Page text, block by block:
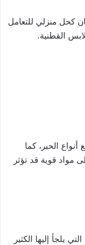
كحل منزلي للتعامل
القطنية.
الحبر، كما
قوية قد تؤثر
يلجأ إليها الكثير